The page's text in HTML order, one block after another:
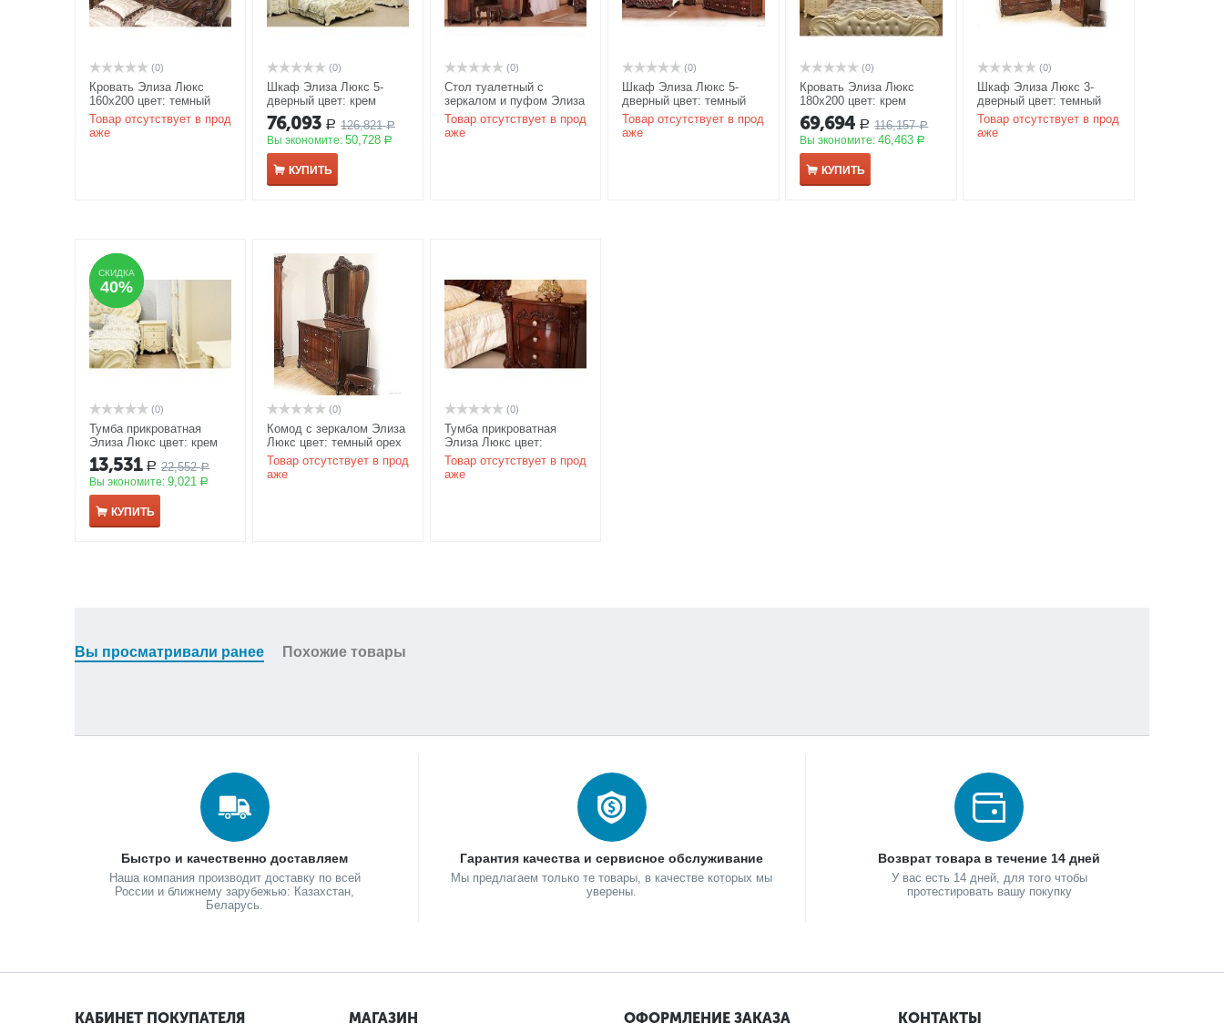
(0)
Кровать Элиза Люкс
160х200 цвет: темный
орех АКЦИЯ
Товар отсутствует в прод
аже
(0)
Шкаф Элиза Люкс 5-
дверный цвет: крем
АКЦИЯ
76,093 Р 126,821 Р
Вы экономите:50,728 Р
КУПИТЬ
(0)
Стол туалетный с
зеркалом и пуфом Элиза
Люкс цвет: темный орех
АКЦИЯ
Товар отсутствует в прод
аже
(0)
Шкаф Элиза Люкс 5-
дверный цвет: темный
орех АКЦИЯ
Товар отсутствует в прод
аже
(0)
Кровать Элиза Люкс
180х200 цвет: крем
АКЦИЯ
69,694 Р 116,157 Р
Вы экономите:46,463 Р
КУПИТЬ
(0)
Шкаф Элиза Люкс 3-
дверный цвет: темный
орех АКЦИЯ
Товар отсутствует в прод
аже
СКИДКА
40%
СКИДКА
40%
(0)
Тумба прикроватная
Элиза Люкс цвет: крем
АКЦИЯ
13,531 Р 22,552 Р
Вы экономите: 9,021 Р
КУПИТЬ
(0)
Комод с зеркалом Элиза
Люкс цвет: темный орех
АКЦИЯ
Товар отсутствует в прод
аже
(0)
Тумба прикроватная
Элиза Люкс цвет:
темный орех АКЦИЯ
Товар отсутствует в прод
аже
Вы просматривали ранее Похожие товары
Быстро и качественно доставляем
Наша компания производит доставку по всей
России и ближнему зарубежью: Казахстан,
Беларусь.
Гарантия качества и сервисное обслуживание
Мы предлагаем только те товары, в качестве которых мы
уверены.
Возврат товара в течение 14 дней
У вас есть 14 дней, для того чтобы
протестировать вашу покупку
КАБИНЕТ ПОКУПАТЕЛЯ МАГАЗИН ОФОРМЛЕНИЕ ЗАКАЗА КОНТАКТЫ